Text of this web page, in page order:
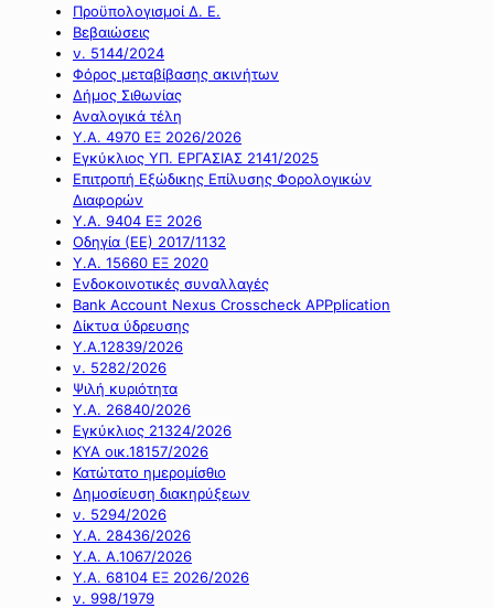
Προϋπολογισμοί Δ. Ε.
Βεβαιώσεις
ν. 5144/2024
Φόρος μεταβίβασης ακινήτων
Δήμος Σιθωνίας
Αναλογικά τέλη
Υ.Α. 4970 ΕΞ 2026/2026
Εγκύκλιος ΥΠ. ΕΡΓΑΣΙΑΣ 2141/2025
Επιτροπή Εξώδικης Επίλυσης Φορολογικών
Διαφορών
Υ.Α. 9404 ΕΞ 2026
Οδηγία (ΕΕ) 2017/1132
Υ.Α. 15660 ΕΞ 2020
Ενδοκοινοτικές συναλλαγές
Bank Account Nexus Crosscheck APPplication
Δίκτυα ύδρευσης
Υ.Α.12839/2026
ν. 5282/2026
Ψιλή κυριότητα
Υ.Α. 26840/2026
Εγκύκλιος 21324/2026
ΚΥΑ οικ.18157/2026
Κατώτατο ημερομίσθιο
Δημοσίευση διακηρύξεων
ν. 5294/2026
Υ.Α. 28436/2026
Υ.Α. Α.1067/2026
Υ.Α. 68104 ΕΞ 2026/2026
ν. 998/1979